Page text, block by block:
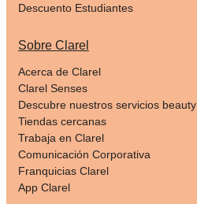
Descuento Estudiantes
Sobre Clarel
Acerca de Clarel
Clarel Senses
Descubre nuestros servicios beauty
Tiendas cercanas
Trabaja en Clarel
Comunicación Corporativa
Franquicias Clarel
App Clarel